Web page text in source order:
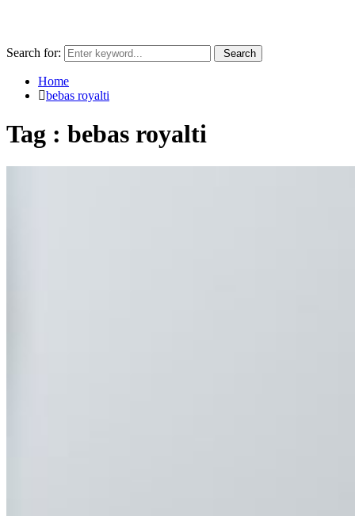
Search for: Search
Home
bebas royalti
Tag : bebas royalti